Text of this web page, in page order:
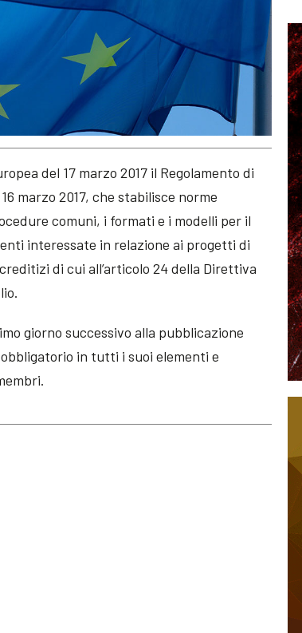
del 17 marzo 2017 il Regolamento di
marzo 2017, che stabilisce norme
comuni, i formati e i modelli per il
interessate in relazione ai progetti di
di cui all’articolo 24 della Direttiva
giorno successivo alla pubblicazione
in tutti i suoi elementi e